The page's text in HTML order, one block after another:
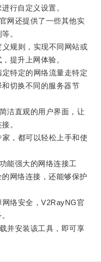
行自定义设置。
还提供了一些其他实
。
规则，实现不同网站或
提升上网体验。
特定的网络流量走特定
切换不同的服务器节
直观的用户界面，让
。
，都可以轻松上手和使
强大的网络连接工
网络连接，还能够保护
络安全，V2RayNG官
安装该工具，即可享